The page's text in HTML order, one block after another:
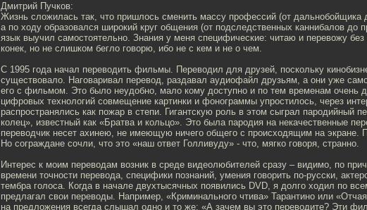
Дмитрий Пучков:
Жизнь сложилась так, что пришлось сменить массу профессий (от дальнобойщика
а по ходу образовался широкий круг общения (от подследственных каннибалов до
язык выучил самостоятельно. Знания у меня специфические: читаю и перевожу без
конек, но не слишком бегло говорю, ибо не с кем и не о чем.
С 1995 года начал переводить фильмы. Переводил для друзей, поскольку
существовало. Наговаривал перевод, раздавал аудиофайл друзьям, а они уже
его с фильмом. Это было неудобно, мало кому доступно и по тем временам очень
цифровых технологий совмещение картинки и фонограммы упростилось, через
распространялись как пожар в степи. Гигантскую роль в этом сыграл пародийный
колец», известный как «Братва и кольцо». Это была пародия на некачественные
переводчик несет ахинею, не имеющую ничего общего с происходящим на экране.
Но сограждане сочли, что это «наш ответ Голливуду» - что, мягко говоря, странно.
Интерес к моим переводам возник в среде видеолюбителей сразу – видимо, по
времени точности перевода, специфики познаний, умения говорить по-русски,
тембра голоса. Когда в начале двухтысячных появились DVD, я долго ходил по
предлагал свои переводы. Например, «Криминального чтива» Тарантино или
на предложения всегда слышал одно и то же: «А зачем вы это переводите? Эти